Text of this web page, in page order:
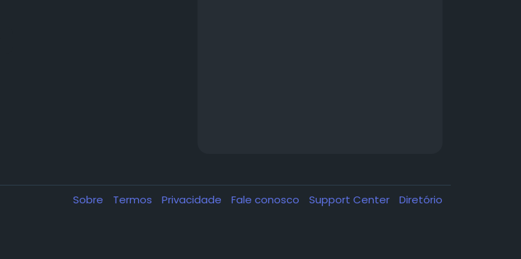
Sobre Termos Privacidade Fale conosco Support Center Diretório